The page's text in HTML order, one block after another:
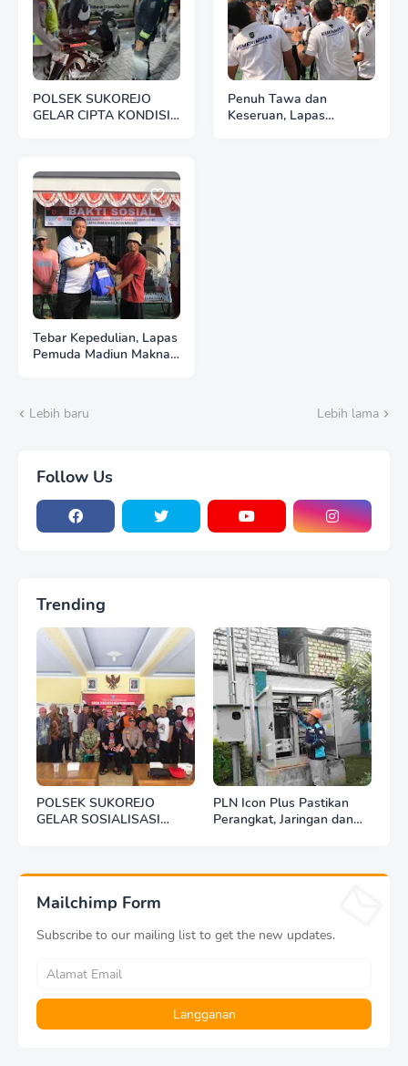
POLSEK SUKOREJO
GELAR CIPTA KONDISI
Penuh Tawa dan
Keseruan, Lapas
Tebar Kepedulian, Lapas
Pemuda Madiun Maknai
Lebih baru Lebih lama
Follow Us
Trending
POLSEK SUKOREJO
GELAR SOSIALISASI
PLN Icon Plus Pastikan
Perangkat, Jaringan dan
Mailchimp Form
Subscribe to our mailing list to get the new updates.